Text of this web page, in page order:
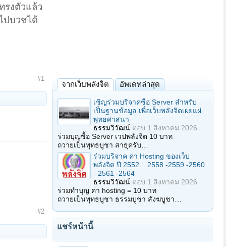
รงตัวแล้ว
ปบวชได้
#1
#2
จากเว็บพลังจิต อัพเดทล่าสุด
เชิญร่วมบริจาคซื้อ Server สำหรับ
เป็นฐานข้อมูล เพื่อเว็บพลังจิตเผยแผ่
พุทธศาสนา
ธรรมวิวัฒน์ ตอบ 1 สิงหาคม 2026
ร่วมบุญซื้อ Server เวปพลังจิต 10 บาท
ถวายเป็นพุทธบูชา สาธุครับ…
ร่วมบริจาค ค่า Hosting ของเว็บ
พลังจิต ปี 2552 ...2558 -2559 -2560
- 2561 -2564
ธรรมวิวัฒน์ ตอบ 1 สิงหาคม 2026
ร่วมทำบุญ ค่า hosting = 10 บาท
ถวายเป็นพุทธบูชา ธรรมบูชา สังฆบูชา…
แชร์หน้านี้